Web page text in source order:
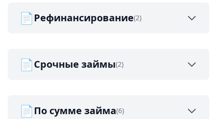
📄Рефинансирование(2)
📄Срочные займы(2)
📄По сумме займа(6)